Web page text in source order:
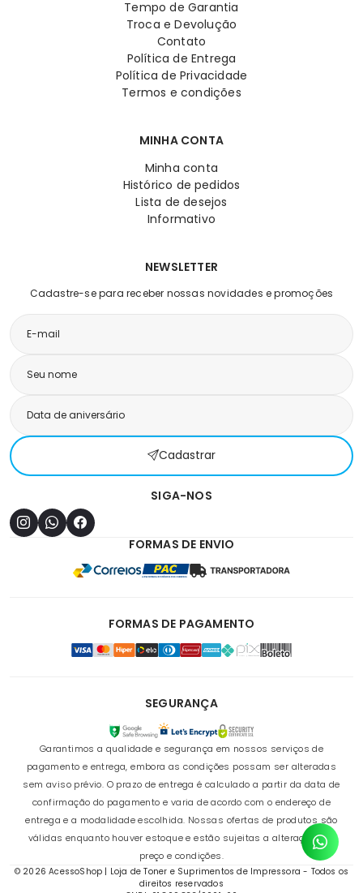
Tempo de Garantia
Troca e Devolução
Contato
Política de Entrega
Política de Privacidade
Termos e condições
MINHA CONTA
Minha conta
Histórico de pedidos
Lista de desejos
Informativo
NEWSLETTER
Cadastre-se para receber nossas novidades e promoções
Cadastrar
SIGA-NOS
FORMAS DE ENVIO
FORMAS DE PAGAMENTO
SEGURANÇA
Garantimos a qualidade e segurança em nossos serviços de
pagamento e entrega, embora as condições possam ser alteradas
sem aviso prévio. O prazo de entrega é calculado a partir da data de
confirmação do pagamento e varia de acordo com o endereço de
entrega e a modalidade escolhida. Nossas ofertas de produtos são
válidas enquanto houver estoque e estão sujeitas a alterações de
preço e condições.
© 2026 AcessoShop | Loja de Toner e Suprimentos de Impressora - Todos os
direitos reservados